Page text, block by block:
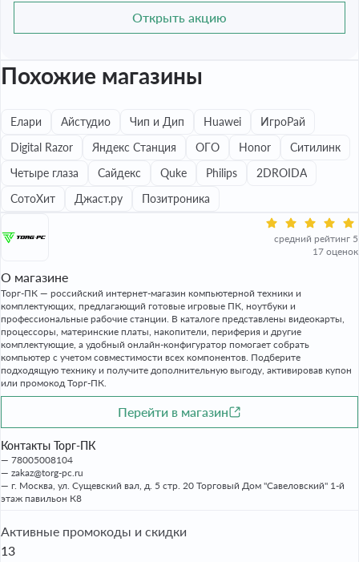
Открыть акцию
Похожие магазины
Елари Айстудио Чип и Дип Huawei
ИгроРай
Digital Razor
Яндекс Станция ОГО Honor
Ситилинк
Четыре глаза
Сайдекс Quke Philips
2DROIDA
СотоХит
Джаст.ру Позитроника
средний рейтинг 5
17 оценок
О магазине
Торг-ПК — российский интернет-магазин компьютерной техники и
комплектующих, предлагающий готовые игровые ПК, ноутбуки и
профессиональные рабочие станции. В каталоге представлены видеокарты,
процессоры, материнские платы, накопители, периферия и другие
комплектующие, а удобный онлайн-конфигуратор помогает собрать
компьютер с учетом совместимости всех компонентов. Подберите
подходящую технику и получите дополнительную выгоду, активировав купон
или промокод Торг-ПК.
Перейти в магазин
Контакты Торг-ПК
78005008104
zakaz@torg-pc.ru
г. Москва, ул. Сущевский вал, д. 5 стр. 20 Торговый Дом "Савеловский" 1-й
этаж павильон К8
Активные промокоды и скидки
13